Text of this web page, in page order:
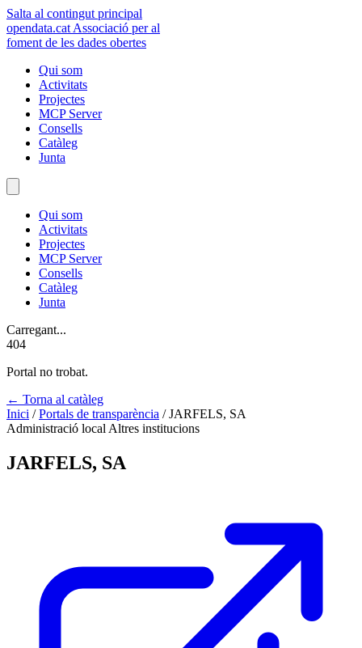
Salta al contingut principal
opendata.cat Associació per al
foment de les dades obertes
Qui som
Activitats
Projectes
MCP Server
Consells
Catàleg
Junta
Qui som
Activitats
Projectes
MCP Server
Consells
Catàleg
Junta
Carregant...
404
Portal no trobat.
← Torna al catàleg
Inici / Portals de transparència / JARFELS, SA
Administració local Altres institucions
JARFELS, SA